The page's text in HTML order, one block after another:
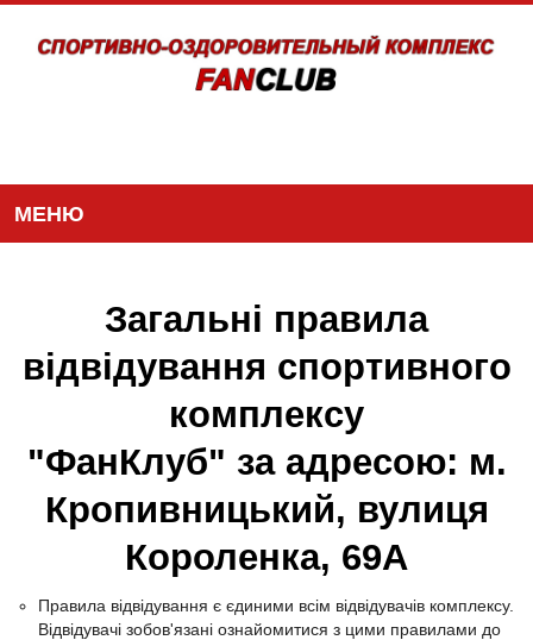
МЕНЮ
Загальні правила
відвідування спортивного
комплексу
"ФанКлуб" за адресою: м.
Кропивницький, вулиця
Короленка, 69А
Правила відвідування є єдиними всім відвідувачів комплексу.
Відвідувачі зобов'язані ознайомитися з цими правилами до